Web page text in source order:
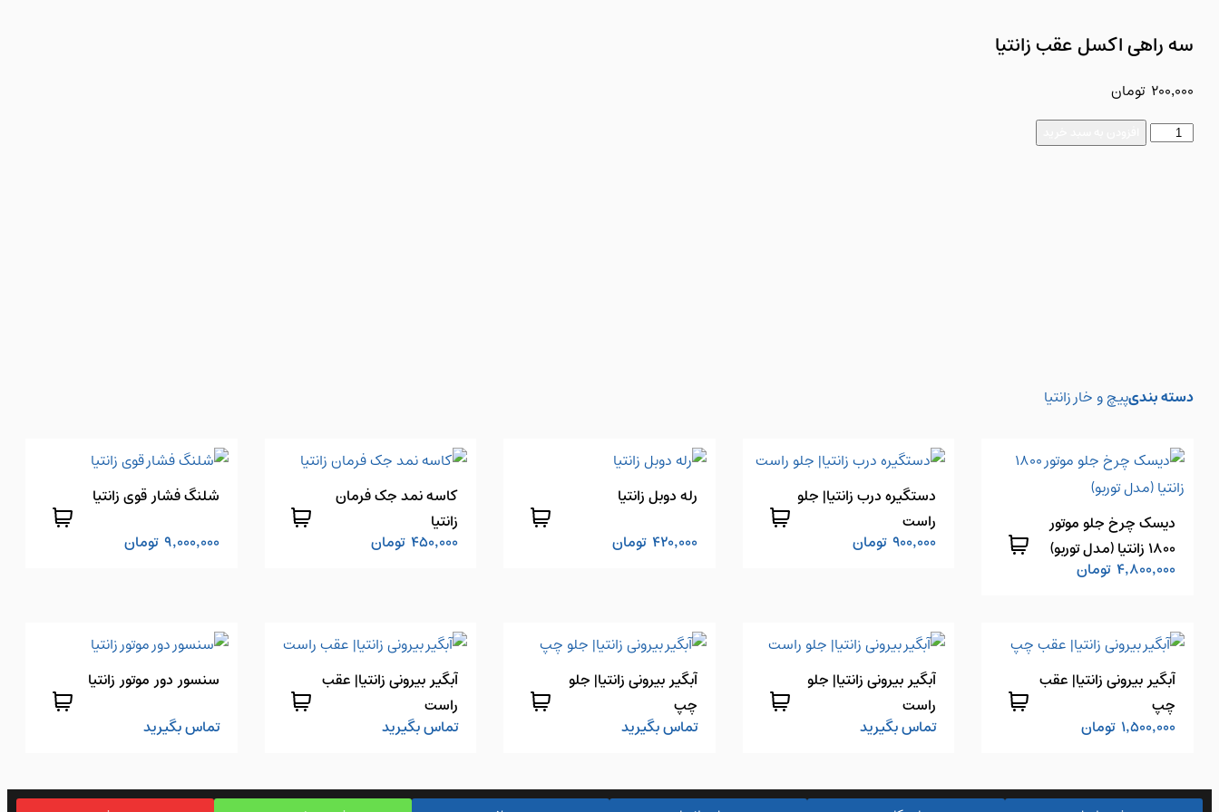
سه راهی اکسل عقب زانتیا
200,000 تومان
دسته بندیپیچ و خار زانتیا
دیسک چرخ جلو موتور
1800 زانتیا (مدل توربو)
4,800,000 تومان
دستگیره درب زانتیا| جلو
راست
900,000 تومان
رله دوبل زانتیا
420,000 تومان
کاسه نمد جک فرمان
زانتیا
450,000 تومان
شلنگ فشار قوی زانتیا
9,000,000 تومان
آبگیر بیرونی زانتیا| عقب
چپ
1,500,000 تومان
آبگیر بیرونی زانتیا| جلو
راست
تماس بگیرید
آبگیر بیرونی زانتیا| جلو
چپ
تماس بگیرید
آبگیر بیرونی زانتیا| عقب
راست
تماس بگیرید
سنسور دور موتور زانتیا
تماس بگیرید